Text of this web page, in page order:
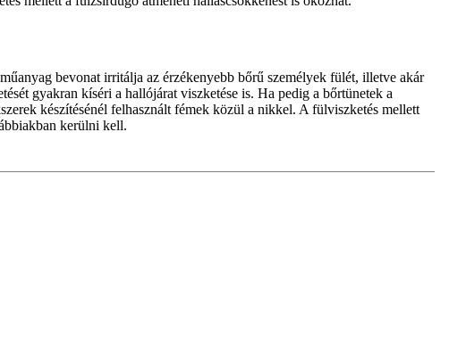
bevonat irritálja az érzékenyebb bőrű személyek fülét, illetve akár
gyakran kíséri a hallójárat viszketése is. Ha pedig a bőrtünetek a
készítésénél felhasznált fémek közül a nikkel. A fülviszketés mellett
kerülni kell.